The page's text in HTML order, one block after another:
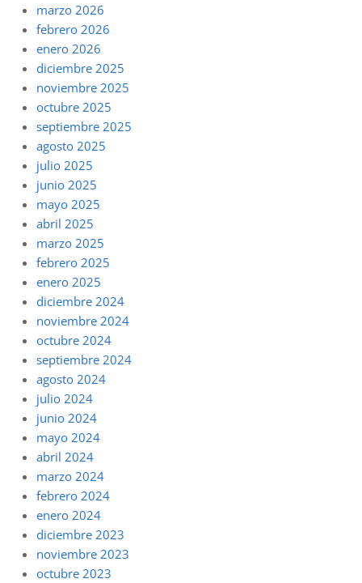
marzo 2026
febrero 2026
enero 2026
diciembre 2025
noviembre 2025
octubre 2025
septiembre 2025
agosto 2025
julio 2025
junio 2025
mayo 2025
abril 2025
marzo 2025
febrero 2025
enero 2025
diciembre 2024
noviembre 2024
octubre 2024
septiembre 2024
agosto 2024
julio 2024
junio 2024
mayo 2024
abril 2024
marzo 2024
febrero 2024
enero 2024
diciembre 2023
noviembre 2023
octubre 2023